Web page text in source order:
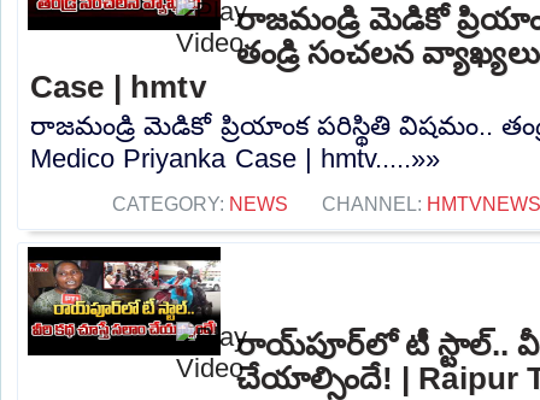
రాజమండ్రి మెడికో
తండ్రి సంచలన
Case | hmtv
రాజమండ్రి మెడికో ప్రియాంక పరిస్థితి విషమం..
Medico Priyanka Case | hmtv.....»»
CATEGORY: NEWS CHANNEL: HMTVNEWS
రాయ్‌పూర్‌లో టీ స్టాల్..
చేయాల్సిందే! | Raipur